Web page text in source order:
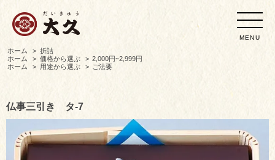
MENU
ホーム > 折詰
ホーム
> 価格から選ぶ > 2,000円~2,999円
ホーム
> 用途から選ぶ > ご法要
仏事三引き タ-7